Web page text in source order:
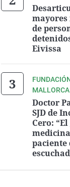
mayores
de
Eivissa
MALLORCA
Doctor
SJD de
Cero:
paciente